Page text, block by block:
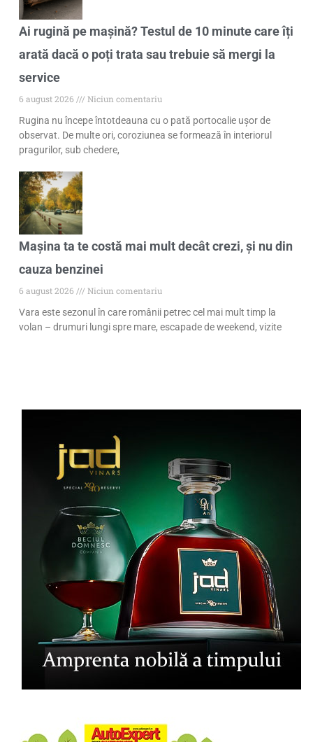
Ai rugină pe mașină? Testul de 10 minute care îți
arată dacă o poți trata sau trebuie să mergi la
service
6 august 2026
Niciun comentariu
Rugina nu începe întotdeauna cu o pată portocalie ușor de
observat. De multe ori, coroziunea se formează în interiorul
pragurilor, sub chedere,
Mașina ta te costă mai mult decât crezi, și nu din
cauza benzinei
6 august 2026
Niciun comentariu
Vara este sezonul în care românii petrec cel mai mult timp la
volan – drumuri lungi spre mare, escapade de weekend, vizite